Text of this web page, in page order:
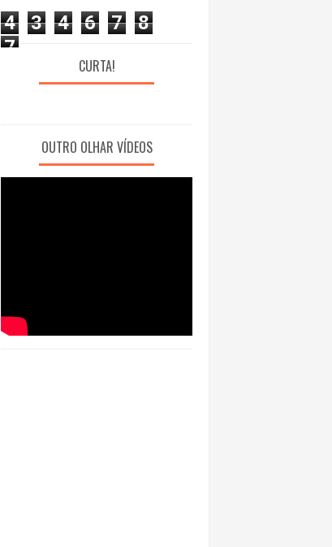
4 3 4 6 7
8
7
CURTA!
OUTRO OLHAR VÍDEOS